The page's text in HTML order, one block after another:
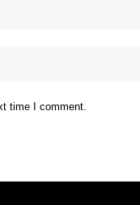
time I comment.